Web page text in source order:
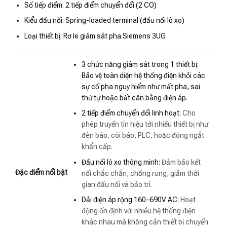
Số tiếp điểm: 2 tiếp điểm chuyển đổi (2 CO)
Kiểu đấu nối: Spring-loaded terminal (đầu nối lò xo)
Loại thiết bị: Rơ le giám sát pha Siemens 3UG
Đặc điểm nổi bật
3 chức năng giám sát trong 1 thiết bị:
Bảo vệ toàn diện hệ thống điện khỏi các
sự cố pha nguy hiểm như mất pha, sai
thứ tự hoặc bất cân bằng điện áp.
2 tiếp điểm chuyển đổi linh hoạt: Cho
phép truyền tín hiệu tới nhiều thiết bị như
đèn báo, còi báo, PLC, hoặc đóng ngắt
khẩn cấp.
Đầu nối lò xo thông minh: Đảm bảo kết
nối chắc chắn, chống rung, giảm thời
gian đấu nối và bảo trì.
Dải điện áp rộng 160–690V AC: Hoạt
động ổn định với nhiều hệ thống điện
khác nhau mà không cần thiết bị chuyển